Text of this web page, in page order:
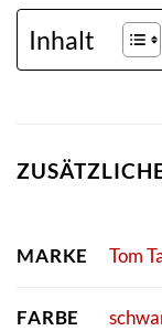
Inhalt
MARKE Tom
FARBE